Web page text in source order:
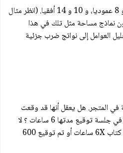
ارسم نموذج مساحة لتمثيل 40 و 8 عموديا، و 10 و 14 أفقيا. (انظر مثال
نماذج مساحة مثل تلك في هذا
العوامل إلى نواتج ضرب جزئية
في الساعة في المتجر. هل يعقل أنها قد وقعت
۱,000 کتاب تم بيعهم هذا اليوم في جلسة توقيع مدتها 6 ساعات ؟ لا
اشرح. يتم تقريب 135 إلى 100 كتاب 6X ساعات أو تم توقيع 600